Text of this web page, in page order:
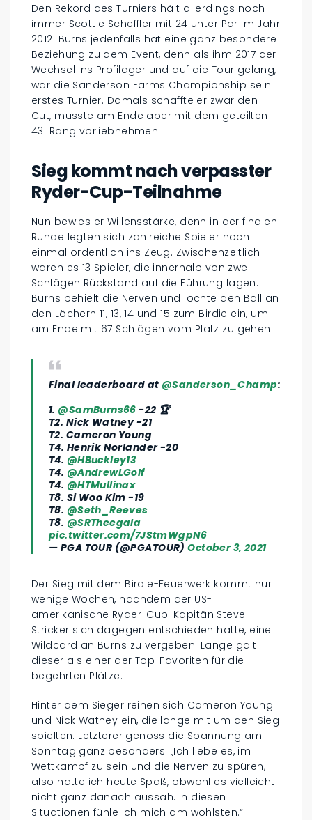
Den Rekord des Turniers hält allerdings noch
immer Scottie Scheffler mit 24 unter Par im Jahr
2012. Burns jedenfalls hat eine ganz besondere
Beziehung zu dem Event, denn als ihm 2017 der
Wechsel ins Profilager und auf die Tour gelang,
war die Sanderson Farms Championship sein
erstes Turnier. Damals schaffte er zwar den
Cut, musste am Ende aber mit dem geteilten
43. Rang vorliebnehmen.
Sieg kommt nach verpasster
Ryder-Cup-Teilnahme
Nun bewies er Willensstärke, denn in der finalen
Runde legten sich zahlreiche Spieler noch
einmal ordentlich ins Zeug. Zwischenzeitlich
waren es 13 Spieler, die innerhalb von zwei
Schlägen Rückstand auf die Führung lagen.
Burns behielt die Nerven und lochte den Ball an
den Löchern 11, 13, 14 und 15 zum Birdie ein, um
am Ende mit 67 Schlägen vom Platz zu gehen.
Final leaderboard at @Sanderson_Champ:
1. @SamBurns66 -22 🏆
T2. Nick Watney -21
T2. Cameron Young
T4. Henrik Norlander -20
T4. @HBuckley13
T4. @AndrewLGolf
T4. @HTMullinax
T8. Si Woo Kim -19
T8. @Seth_Reeves
T8. @SRTheegala
pic.twitter.com/7JStmWgpN6
— PGA TOUR (@PGATOUR)October 3, 2021
Der Sieg mit dem Birdie-Feuerwerk kommt nur
wenige Wochen, nachdem der US-
amerikanische Ryder-Cup-Kapitän Steve
Stricker sich dagegen entschieden hatte, eine
Wildcard an Burns zu vergeben. Lange galt
dieser als einer der Top-Favoriten für die
begehrten Plätze.
Hinter dem Sieger reihen sich Cameron Young
und Nick Watney ein, die lange mit um den Sieg
spielten. Letzterer genoss die Spannung am
Sonntag ganz besonders: „Ich liebe es, im
Wettkampf zu sein und die Nerven zu spüren,
also hatte ich heute Spaß, obwohl es vielleicht
nicht ganz danach aussah. In diesen
Situationen fühle ich mich am wohlsten.“